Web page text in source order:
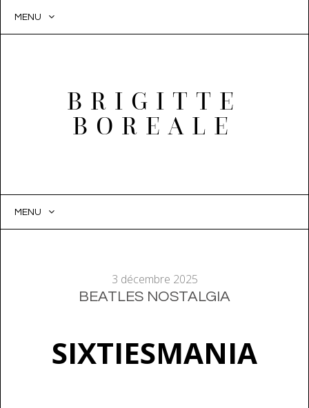
MENU
BRIGITTE
BOREALE
MENU
3 décembre 2025
BEATLES NOSTALGIA
SIXTIESMANIA